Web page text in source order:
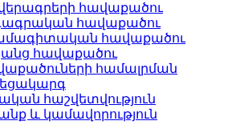
հավաքածու
հավաքածու
հավաքածու
հավաքածու
համալրման
հաշվետվություն
և կամավորություն